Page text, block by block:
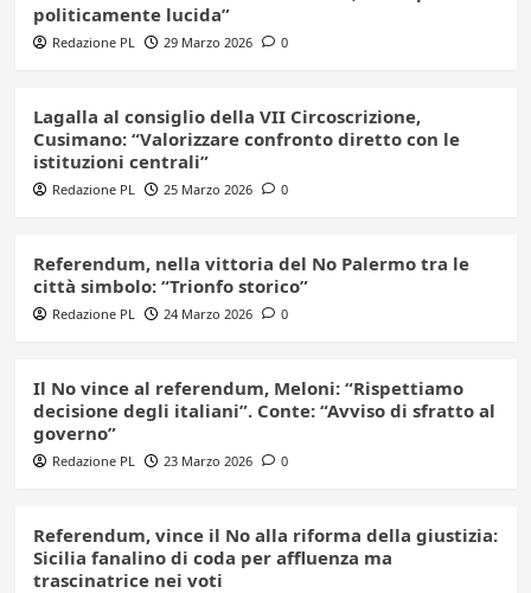
politicamente lucida”
Redazione PL 29 Marzo 2026 0
Lagalla al consiglio della VII Circoscrizione,
Cusimano: “Valorizzare confronto diretto con le
istituzioni centrali”
Redazione PL 25 Marzo 2026 0
Referendum, nella vittoria del No Palermo tra le
città simbolo: “Trionfo storico”
Redazione PL 24 Marzo 2026 0
Il No vince al referendum, Meloni: “Rispettiamo
decisione degli italiani”. Conte: “Avviso di sfratto al
governo”
Redazione PL 23 Marzo 2026 0
Referendum, vince il No alla riforma della giustizia:
Sicilia fanalino di coda per affluenza ma
trascinatrice nei voti